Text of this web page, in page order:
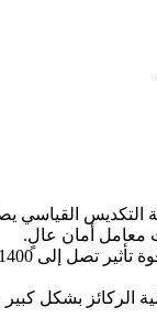
معامل أمان عالٍ.
بشكل كبير